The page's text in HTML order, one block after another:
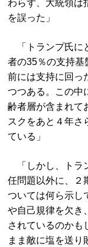
わらず、大統領は
を誤った」
「トランプ氏に
者の35％の支持基
前には支持に回っ
つつある。この中
齢者層が含まれて
スクをあと４年さ
ている」
「しかし、トラ
任問題以外に、２
ついては何ら示し
や自己規律を欠き
されているのかも
まま敵に塩を送り